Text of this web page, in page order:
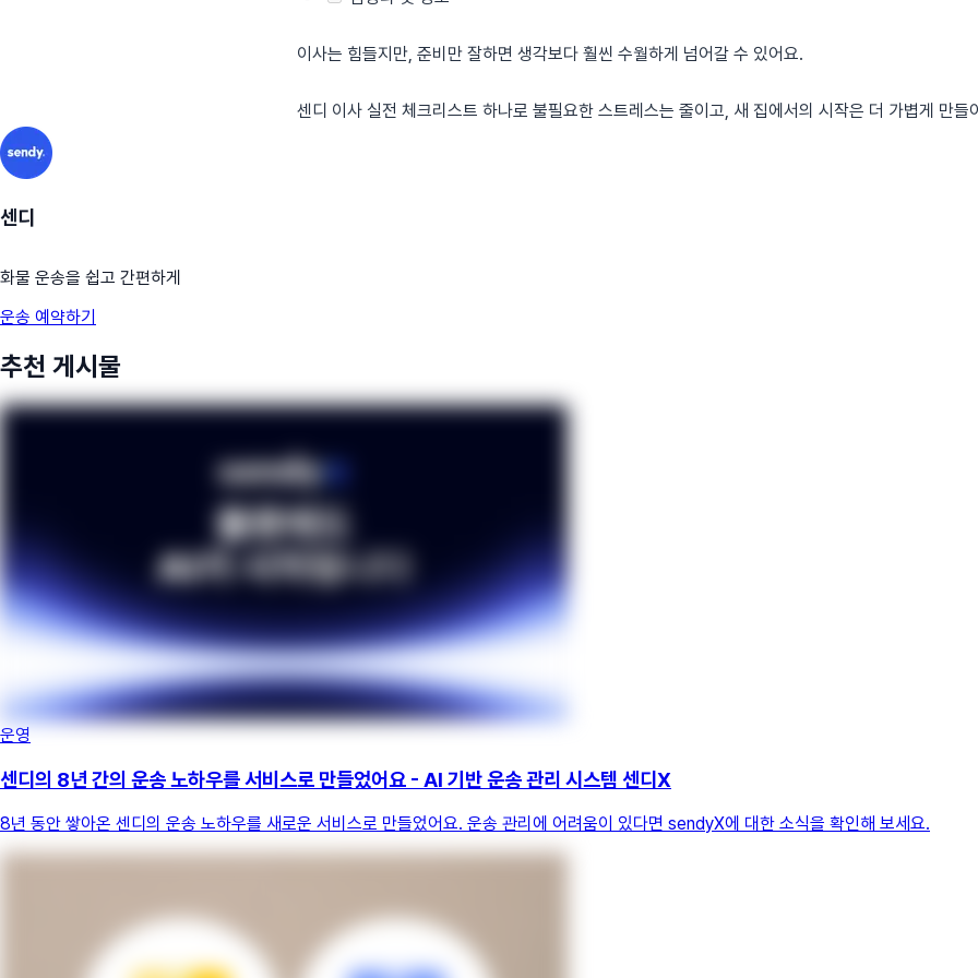
이사는 힘들지만, 준비만 잘하면 생각보다 훨씬 수월하게 넘어갈 수 있어요.
센디 이사 실전 체크리스트 하나로 불필요한 스트레스는 줄이고, 새 집에서의 시작은 더 가볍게 만들
센디
화물 운송을 쉽고 간편하게
운송 예약하기
추천 게시물
운영
센디의 8년 간의 운송 노하우를 서비스로 만들었어요 - AI 기반 운송 관리 시스템 센디X
8년 동안 쌓아온 센디의 운송 노하우를 새로운 서비스로 만들었어요. 운송 관리에 어려움이 있다면 sendyX에 대한 소식을 확인해 보세요.